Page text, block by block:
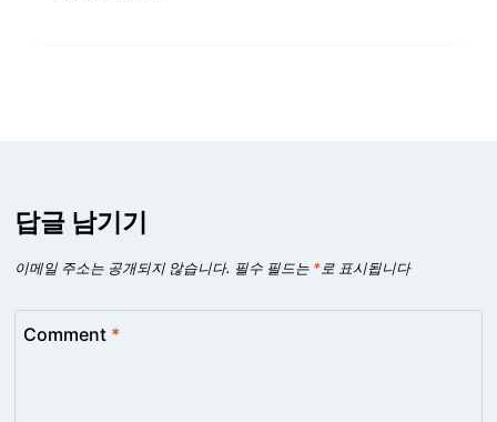
답글 남기기
이메일 주소는 공개되지 않습니다. 필수 필드는 * 로 표시됩니다
Comment *